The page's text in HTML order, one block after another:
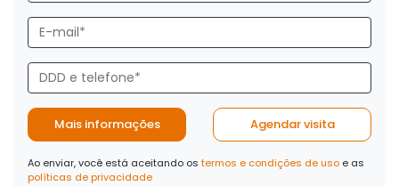
Mais informações Agendar visita
Ao enviar, você está aceitando os termos e condições de uso e as
políticas de privacidade